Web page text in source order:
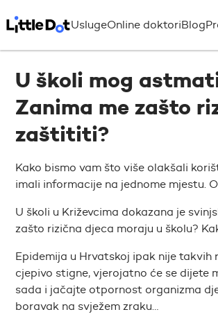
UslugeOnline doktoriBlog
U školi mog
Zanima me zašto
zaštititi?
Kako bismo vam što više olakšali
imali informacije na jednome mjestu.
U školi u Križevcima dokazana je
zašto rizična djeca moraju u školu?
Epidemija u Hrvatskoj ipak nije
cjepivo stigne, vjerojatno će se dijete
sada i jačajte otpornost organizma
boravak na svježem zraku…